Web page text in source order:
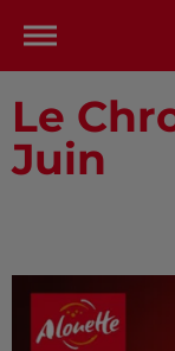
Le
Juin